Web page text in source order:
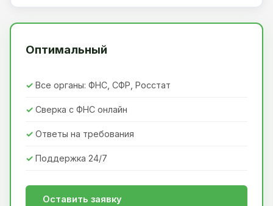
Оптимальный
Все органы: ФНС, СФР, Росстат
Сверка с ФНС онлайн
Ответы на требования
Поддержка 24/7
Оставить заявку